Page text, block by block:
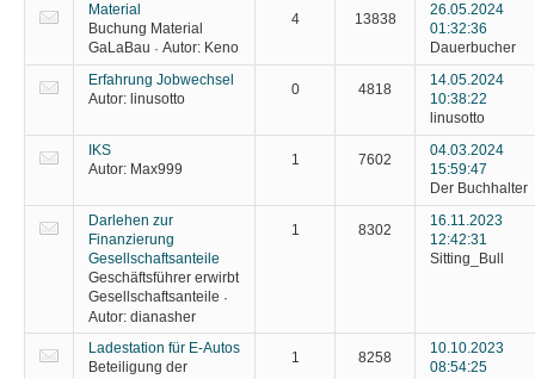
Material
Buchung Material
GaLaBau · Autor: Keno
4 13838
26.05.2024
01:32:36
Dauerbucher
Erfahrung Jobwechsel
Autor: linusotto
0 4818
14.05.2024
10:38:22
linusotto
IKS
Autor: Max999
1 7602
04.03.2024
15:59:47
Der Buchhalter
Darlehen zur
Finanzierung
Gesellschaftsanteile
Geschäftsführer erwirbt
Gesellschaftsanteile ·
Autor: dianasher
1 8302
16.11.2023
12:42:31
Sitting_Bull
Ladestation für E-Autos
Beteiligung der
1 8258
10.10.2023
08:54:25